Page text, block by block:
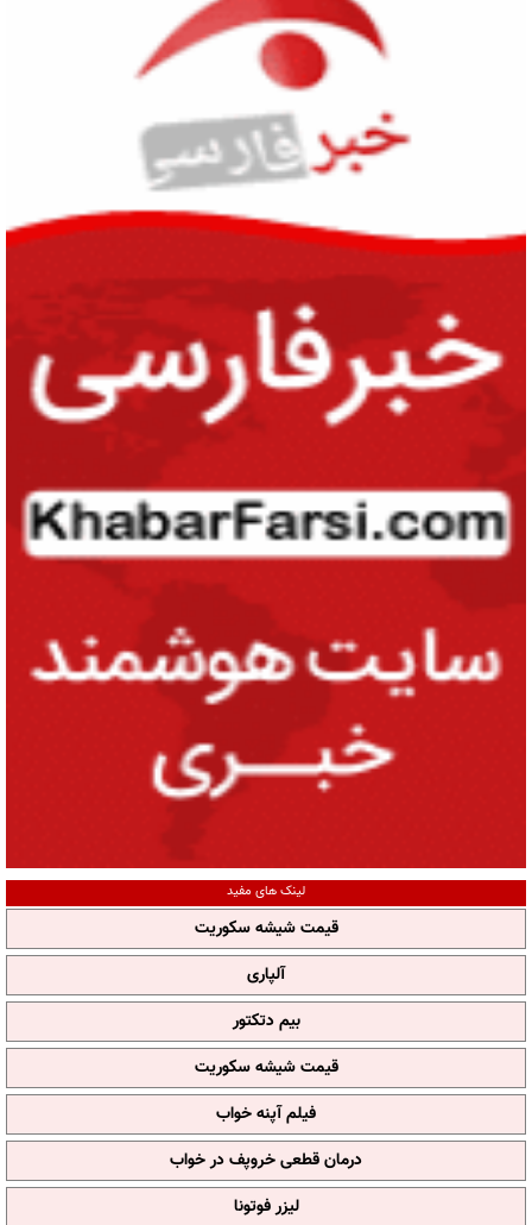
لینک های مفید
قیمت شیشه سکوریت
آلپاری
بیم دتکتور
قیمت شیشه سکوریت
فیلم آپنه خواب
درمان قطعی خروپف در خواب
لیزر فوتونا